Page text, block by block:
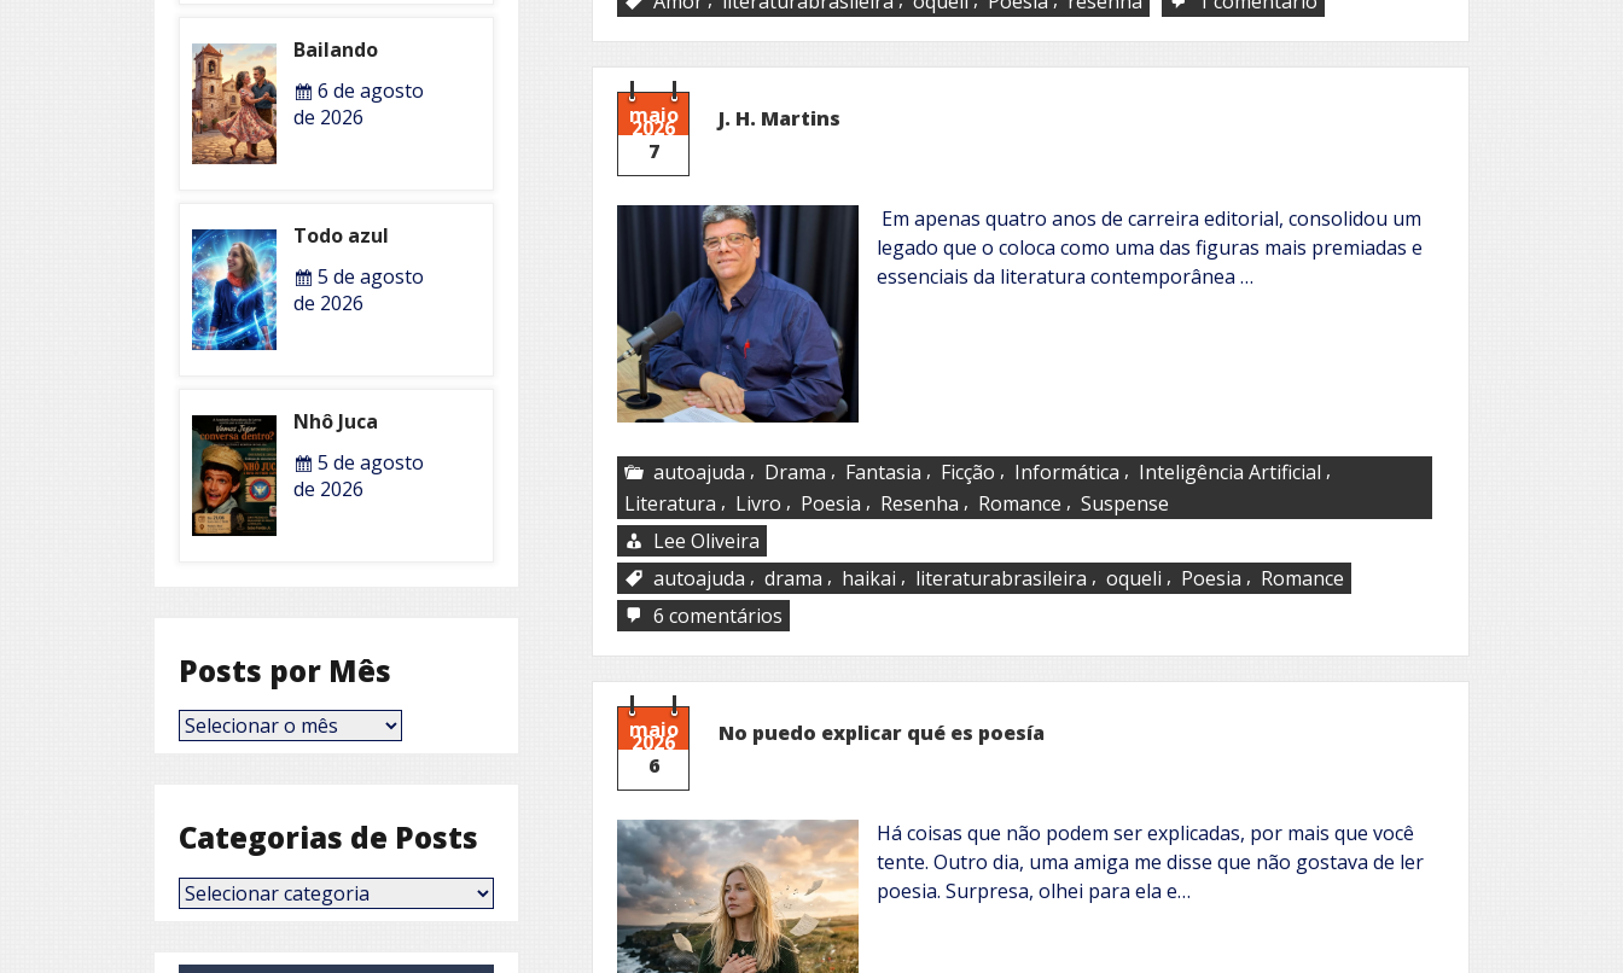
Cidadania
do
amor
maio
2026
7
J. H. Martins
Em apenas quatro anos de carreira editorial, consolidou um
legado que o coloca como uma das figuras mais premiadas e
essenciais da literatura contemporânea …
autoajuda , Drama , Fantasia , Ficção , Informática , Inteligência Artificial ,
Literatura , Livro , Poesia , Resenha , Romance , Suspense
Lee Oliveira
autoajuda , drama , haikai , literaturabrasileira , oqueli , Poesia , Romance
6 comentários
J.
H.
Martins
maio
2026
6
No puedo explicar qué es poesía
Há coisas que não podem ser explicadas, por mais que você
tente. Outro dia, uma amiga me disse que não gostava de ler
poesia. Surpresa, olhei para ela e…
Bailando
6 de agosto
de 2026
Todo azul
5 de agosto
de 2026
Nhô Juca
5 de agosto
de 2026
Posts por Mês
Posts
por
Categorias de Posts
Categorias
de